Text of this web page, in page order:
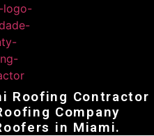
Roofing Contractor
Company
in Miami.